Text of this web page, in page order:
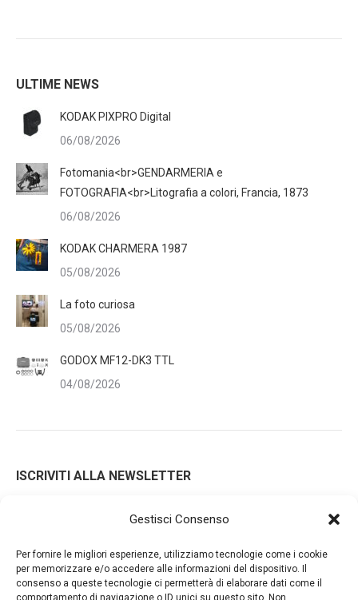
Gestisci Consenso
Per fornire le migliori esperienze, utilizziamo tecnologie come i cookie
per memorizzare e/o accedere alle informazioni del dispositivo. Il
consenso a queste tecnologie ci permetterà di elaborare dati come il
comportamento di navigazione o ID unici su questo sito. Non
ULTIME NEWS
KODAK PIXPRO Digital
06/08/2026
Fotomania<br>GENDARMERIA e
FOTOGRAFIA<br>Litografia a colori, Francia, 1873
06/08/2026
KODAK CHARMERA 1987
05/08/2026
La foto curiosa
05/08/2026
GODOX MF12-DK3 TTL
04/08/2026
ISCRIVITI ALLA NEWSLETTER
Iscrivendoti alla nostra newsletter accetti i Termini e le
Condizioni d'Uso del nostro sito web. La tua email potrà essere
utilizzata a fini commerciali e promozionali.